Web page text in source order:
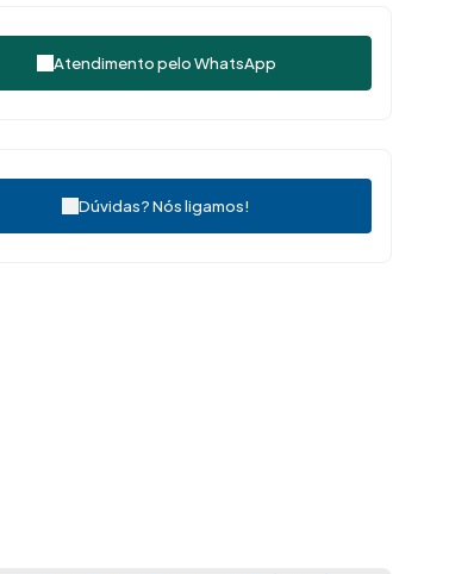
Atendimento peloWhatsApp
Dúvidas? Nós ligamos!